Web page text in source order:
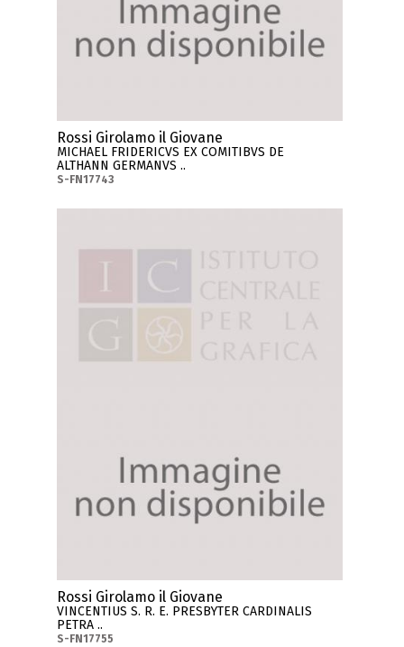
Rossi Girolamo il Giovane
MICHAEL FRIDERICVS EX COMITIBVS DE
ALTHANN GERMANVS ..
S-FN17743
Rossi Girolamo il Giovane
VINCENTIUS S. R. E. PRESBYTER CARDINALIS
PETRA ..
S-FN17755